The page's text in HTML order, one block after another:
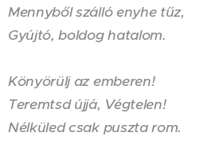
Mennyből szálló enyhe tűz,
Gyújtó, boldog hatalom.
Könyörülj az emberen!
Teremtsd újjá, Végtelen!
Nélküled csak puszta rom.